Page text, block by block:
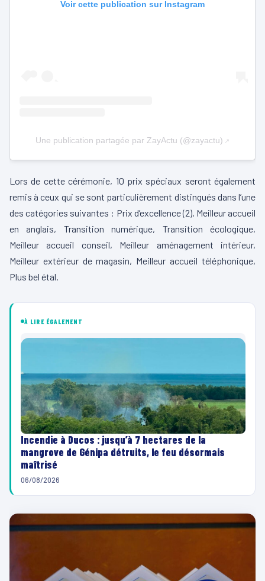
Voir cette publication sur Instagram
Une publication partagée par ZayActu (@zayactu)
Lors de cette cérémonie, 10 prix spéciaux seront également
remis à ceux qui se sont particulièrement distingués dans l’une
des catégories suivantes : Prix d’excellence (2), Meilleur accueil
en anglais, Transition numérique, Transition écologique,
Meilleur accueil conseil, Meilleur aménagement intérieur,
Meilleur extérieur de magasin, Meilleur accueil téléphonique,
Plus bel étal.
À LIRE ÉGALEMENT
Incendie à Ducos : jusqu’à 7 hectares de la
mangrove de Génipa détruits, le feu désormais
maîtrisé
06/08/2026